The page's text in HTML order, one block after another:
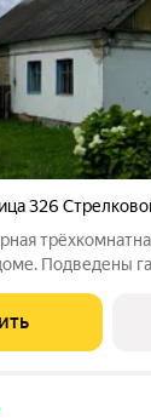
326
Подведены
соток. Для